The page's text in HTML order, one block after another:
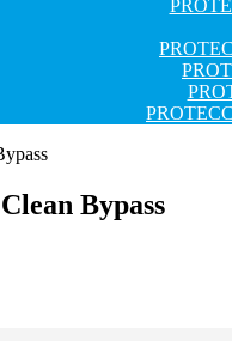
Bypass